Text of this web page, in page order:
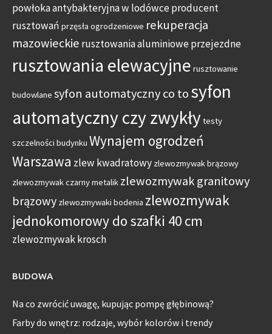
powłoka antybakteryjna w lodówceproducent
rusztowań przęsła ogrodzeniowe rekuperacja
mazowieckie rusztowania aluminiowe przejezdne
rusztowania elewacyjne rusztowanie
budowlane syfon automatyczny co tosyfon
automatyczny czy zwykłytesty
szczelności budynku Wynajem ogrodzeń
Warszawa zlew kwadratowy zlewozmywak brązowy
zlewozmywak czarny metalik zlewozmywak granitowy
brązowy zlewozmywaki bodenia zlewozmywak
jednokomorowy do szafki 40 cm
zlewozmywak krosch
BUDOWA
Na co zwrócić uwagę, kupując pompę głębinową?
Farby do wnętrz: rodzaje, wybór kolorów i trendy